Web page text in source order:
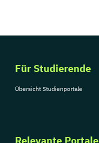
Für Studierende
Übersicht Studienportale
Relevante Portale